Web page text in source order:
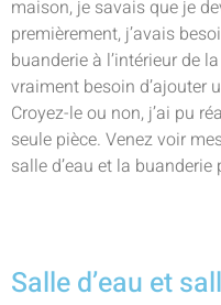
maison, je savais que je
premièrement, j’avais
buanderie à l’intérieur de
vraiment besoin d’ajouter
Croyez-le ou non, j’ai pu
seule pièce. Venez voir
salle d’eau et la buanderie
Salle d’eau et